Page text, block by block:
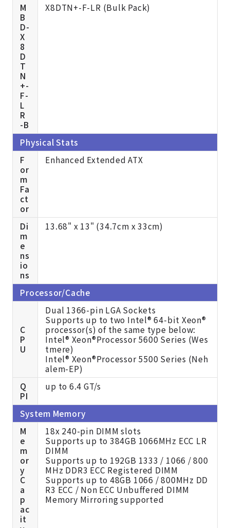
M
B
D-
X
8
D
T
N
+-
F-
L
R
-B
X8DTN+-F-LR (Bulk Pack)
Physical Stats
F
or
m
Fa
ct
or
Enhanced Extended ATX
Di
m
e
ns
io
ns
13.68" x 13" (34.7cm x 33cm)
Processor/Cache
C
P
U
Dual 1366-pin LGA Sockets
Supports up to two Intel® 64-bit Xeon®
processor(s) of the same type below:
Intel® Xeon®Processor 5600 Series (Wes
tmere)
Intel® Xeon®Processor 5500 Series (Neh
alem-EP)
Q
PI
up to 6.4 GT/s
System Memory
M
e
m
or
y
C
a
p
ac
it
18x 240-pin DIMM slots
Supports up to 384GB 1066MHz ECC LR
DIMM
Supports up to 192GB 1333 / 1066 / 800
MHz DDR3 ECC Registered DIMM
Supports up to 48GB 1066 / 800MHz DD
R3 ECC / Non ECC Unbuffered DIMM
Memory Mirroring supported